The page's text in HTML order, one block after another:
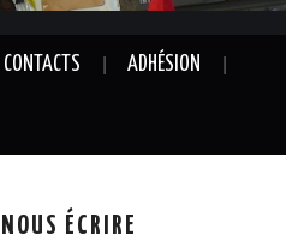
CONTACTS ADHÉSION
NOUS ÉCRIRE